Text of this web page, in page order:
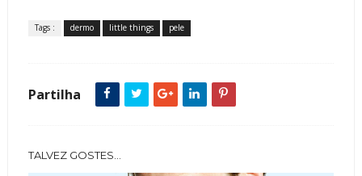
Tags : dermo little things pele
Partilha
TALVEZ GOSTES...